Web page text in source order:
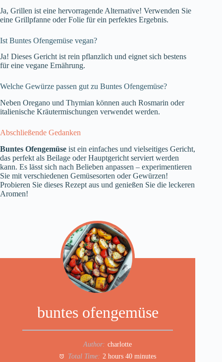
Ja, Grillen ist eine hervorragende Alternative! Verwenden Sie
eine Grillpfanne oder Folie für ein perfektes Ergebnis.
Ist Buntes Ofengemüse vegan?
Ja! Dieses Gericht ist rein pflanzlich und eignet sich bestens
für eine vegane Ernährung.
Welche Gewürze passen gut zu Buntes Ofengemüse?
Neben Oregano und Thymian können auch Rosmarin oder
italienische Kräutermischungen verwendet werden.
Abschließende Gedanken
Buntes Ofengemüse ist ein einfaches und vielseitiges Gericht,
das perfekt als Beilage oder Hauptgericht serviert werden
kann. Es lässt sich nach Belieben anpassen – experimentieren
Sie mit verschiedenen Gemüsesorten oder Gewürzen!
Probieren Sie dieses Rezept aus und genießen Sie die leckeren
Aromen!
buntes ofengemüse
Author: charlotte
Total Time: 2 hours 40 minutes